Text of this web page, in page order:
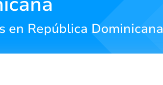
en República Dominicana